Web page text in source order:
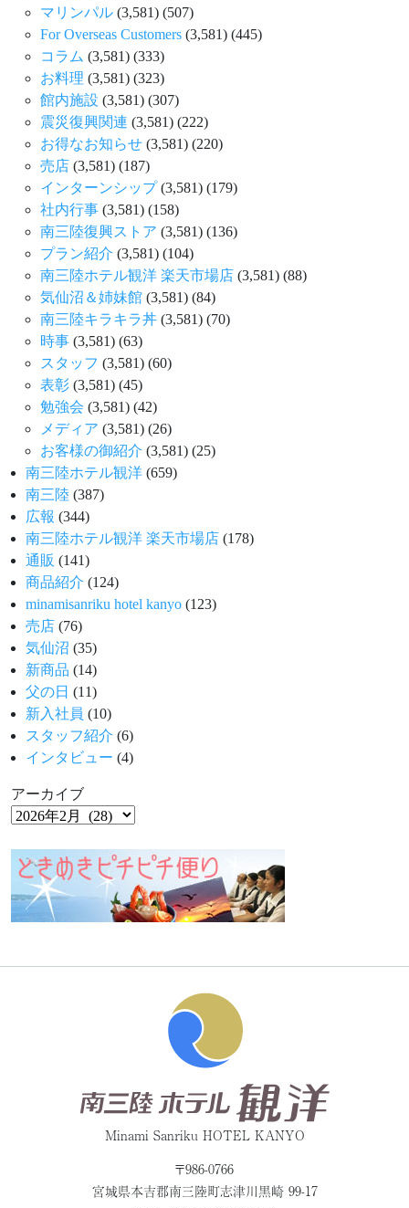
マリンパル (3,581) (507)
For Overseas Customers (3,581) (445)
コラム (3,581) (333)
お料理 (3,581) (323)
館内施設 (3,581) (307)
震災復興関連 (3,581) (222)
お得なお知らせ (3,581) (220)
売店 (3,581) (187)
インターンシップ(3,581) (179)
社内行事 (3,581) (158)
南三陸復興ストア (3,581) (136)
プラン紹介 (3,581) (104)
南三陸ホテル観洋 楽天市場店 (3,581) (88)
気仙沼＆姉妹館 (3,581) (84)
南三陸キラキラ丼 (3,581) (70)
時事 (3,581) (63)
スタッフ (3,581) (60)
表彰 (3,581) (45)
勉強会 (3,581) (42)
メディア (3,581) (26)
お客様の御紹介 (3,581) (25)
南三陸ホテル観洋 (659)
南三陸 (387)
広報 (344)
南三陸ホテル観洋 楽天市場店 (178)
通販 (141)
商品紹介 (124)
minamisanriku hotel kanyo (123)
売店 (76)
気仙沼 (35)
新商品 (14)
父の日 (11)
新入社員 (10)
スタッフ紹介 (6)
インタビュー (4)
アーカイブ
Minami Sanriku HOTEL KANYO
〒986-0766
宮城県本吉郡南三陸町志津川黒崎 99-17